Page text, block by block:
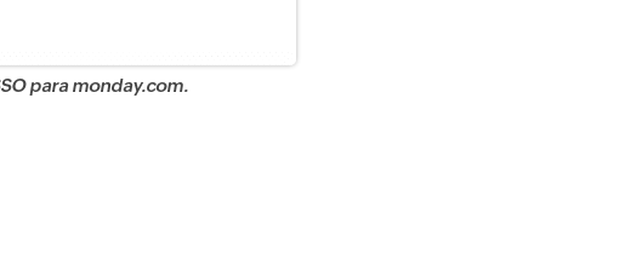
para monday.com.